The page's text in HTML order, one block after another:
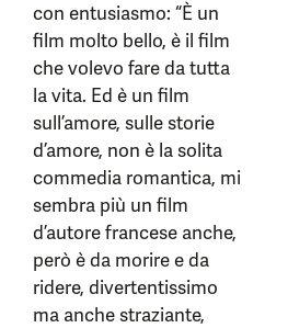
con entusiasmo: “È un
film molto bello, è il film
che volevo fare da tutta
la vita. Ed è un film
sull’amore, sulle storie
d’amore, non è la solita
commedia romantica, mi
sembra più un film
d’autore francese anche,
però è da morire e da
ridere, divertentissimo
ma anche straziante,